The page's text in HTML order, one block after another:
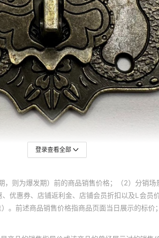
登录查看全部
，则为爆发期）前的商品销售价格；（2）分销
优惠券、店铺返利金、店铺会员折扣以及L会
前述商品销售价格指商品页面当日展示的标价